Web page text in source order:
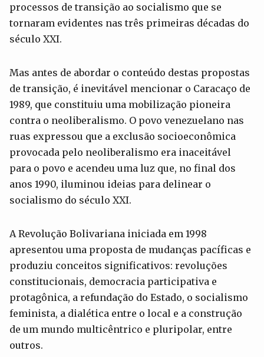
processos de transição ao socialismo que se
tornaram evidentes nas três primeiras décadas do
século XXI.
Mas antes de abordar o conteúdo destas propostas
de transição, é inevitável mencionar o Caracaço de
1989, que constituiu uma mobilização pioneira
contra o neoliberalismo. O povo venezuelano nas
ruas expressou que a exclusão socioeconômica
provocada pelo neoliberalismo era inaceitável
para o povo e acendeu uma luz que, no final dos
anos 1990, iluminou ideias para delinear o
socialismo do século XXI.
A Revolução Bolivariana iniciada em 1998
apresentou uma proposta de mudanças pacíficas e
produziu conceitos significativos: revoluções
constitucionais, democracia participativa e
protagônica, a refundação do Estado, o socialismo
feminista, a dialética entre o local e a construção
de um mundo multicêntrico e pluripolar, entre
outros.